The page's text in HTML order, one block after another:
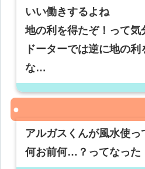
いい働きするよね
地の利を得たぞ！って気
ドーターでは逆に地の
な…
アルガスくんが風水使っ
何お前何…？ってなった